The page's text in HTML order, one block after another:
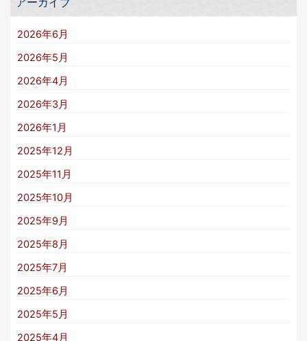
2026年6月
2026年5月
2026年4月
2026年3月
2026年1月
2025年12月
2025年11月
2025年10月
2025年9月
2025年8月
2025年7月
2025年6月
2025年5月
2025年4月